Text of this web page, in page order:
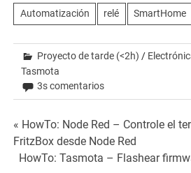
Automatización relé SmartHome
Proyecto de tarde (<2h) /
Tasmota
3s comentarios
Beitrags-
Navigation
« HowTo: Node Red – Controle el
FritzBox desde Node Red
HowTo: Tasmota – Flashear